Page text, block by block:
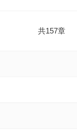
、让妖兽给她解
，多子多福：照
儒道初声最新章
阅读。
共157章